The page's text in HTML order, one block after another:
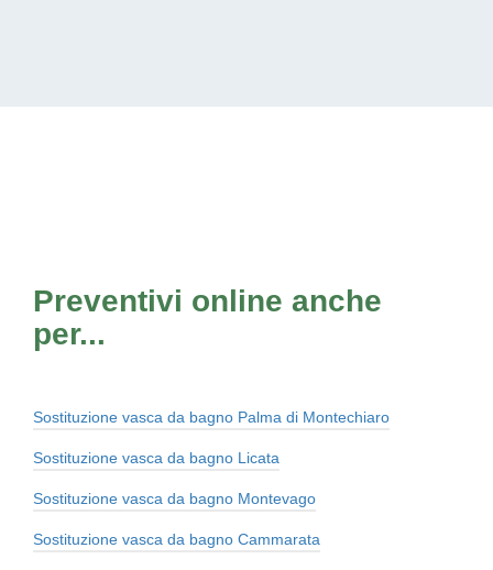
Preventivi online anche
per...
Sostituzione vasca da bagno Palma di Montechiaro
Sostituzione vasca da bagno Licata
Sostituzione vasca da bagno Montevago
Sostituzione vasca da bagno Cammarata